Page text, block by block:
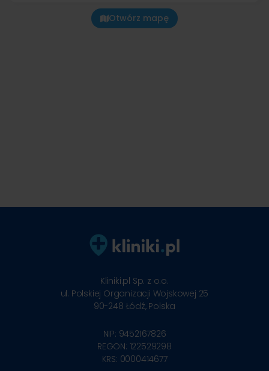
Otwórz mapę
Kliniki.pl Sp. z o.o.
ul. Polskiej Organizacji Wojskowej 25
90-248 Łódź, Polska
NIP: 9452167826
REGON: 122529298
KRS: 0000414677